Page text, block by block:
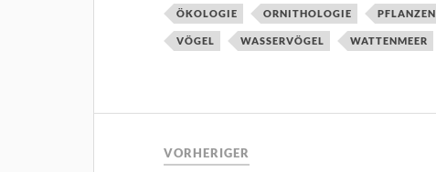
ÖKOLOGIE ORNITHOLOGIE PFLANZEN
VÖGEL WASSERVÖGEL WATTENMEER
VORHERIGER